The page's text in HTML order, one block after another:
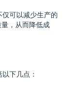
可以减少生产的
，从而降低成
下几点：